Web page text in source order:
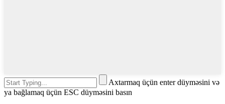
Axtarmaq üçün enter düyməsini və
ya bağlamaq üçün ESC düyməsini basın